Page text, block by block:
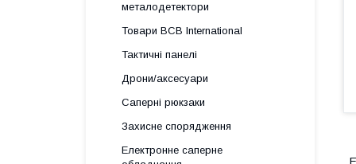
металодетектори
Товари BCB International
Тактичні панелі
Дрони/аксесуари
Саперні рюкзаки
Захисне спорядження
Електронне саперне